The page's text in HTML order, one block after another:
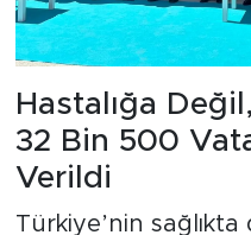
Hastalığa
32 Bin 500
Verildi
Türkiye’nin